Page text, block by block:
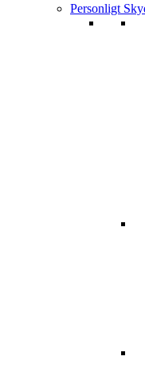
Personligt